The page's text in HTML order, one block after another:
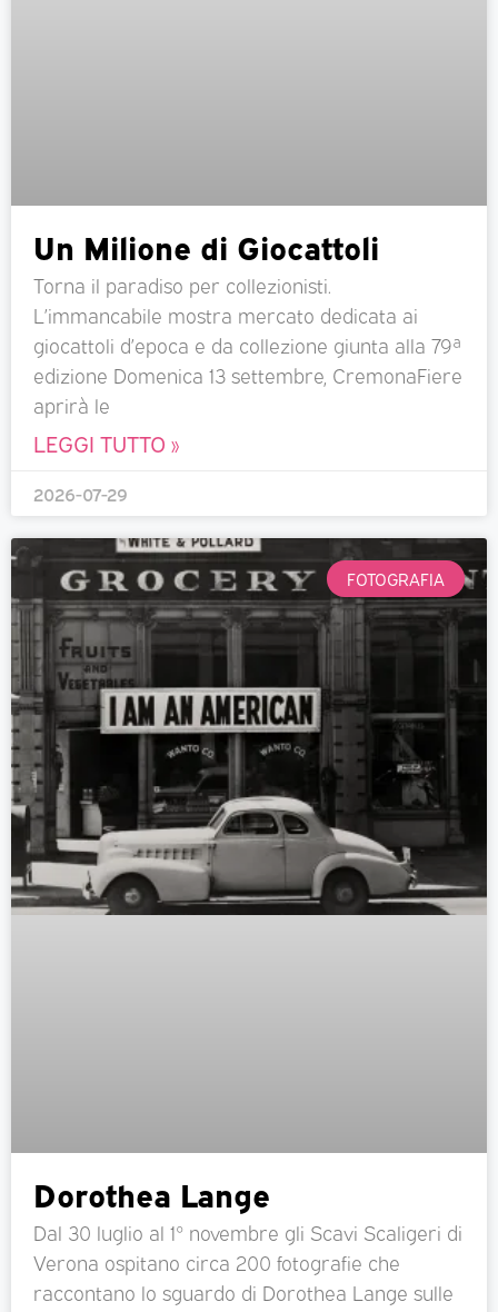
Un Milione di Giocattoli
Torna il paradiso per collezionisti.
L’immancabile mostra mercato dedicata ai
giocattoli d’epoca e da collezione giunta alla 79ª
edizione Domenica 13 settembre, CremonaFiere
aprirà le
LEGGI TUTTO »
2026-07-29
FOTOGRAFIA
Dorothea Lange
Dal 30 luglio al 1° novembre gli Scavi Scaligeri di
Verona ospitano circa 200 fotografie che
raccontano lo sguardo di Dorothea Lange sulle